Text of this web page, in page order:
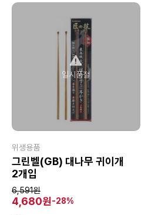
일시품절
위생용품
그린벨(GB) 대나무 귀이개
2개입
6,591원
4,680원-28%